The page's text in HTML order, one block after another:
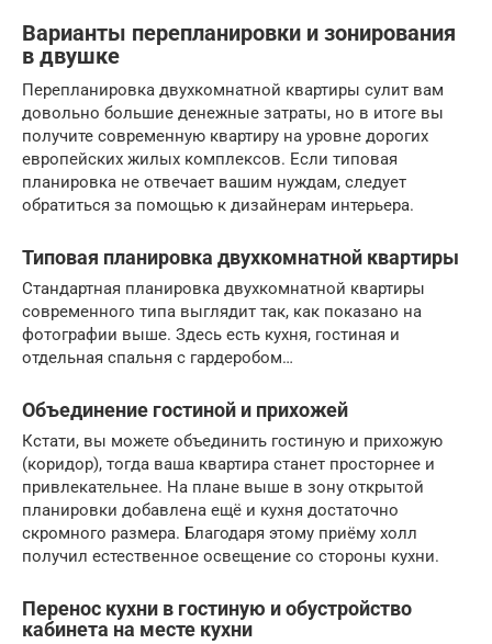
Варианты перепланировки и зонирования
в двушке
Перепланировка двухкомнатной квартиры сулит вам
довольно большие денежные затраты, но в итоге вы
получите современную квартиру на уровне дорогих
европейских жилых комплексов. Если типовая
планировка не отвечает вашим нуждам, следует
обратиться за помощью к дизайнерам интерьера.
Типовая планировка двухкомнатной квартиры
Стандартная планировка двухкомнатной квартиры
современного типа выглядит так, как показано на
фотографии выше. Здесь есть кухня, гостиная и
отдельная спальня с гардеробом…
Объединение гостиной и прихожей
Кстати, вы можете объединить гостиную и прихожую
(коридор), тогда ваша квартира станет просторнее и
привлекательнее. На плане выше в зону открытой
планировки добавлена ещё и кухня достаточно
скромного размера. Благодаря этому приёму холл
получил естественное освещение со стороны кухни.
Перенос кухни в гостиную и обустройство
кабинета на месте кухни